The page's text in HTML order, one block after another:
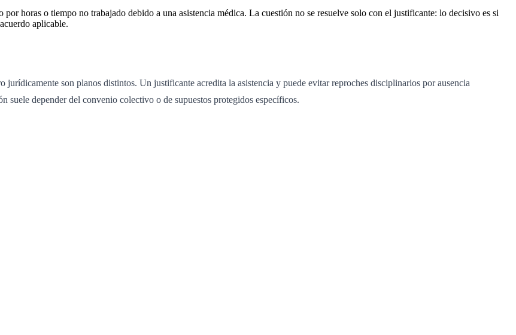
horas o tiempo no trabajado debido a una asistencia médica. La cuestión no se resuelve solo con el justificante: lo decisivo es si
aplicable.
son planos distintos. Un justificante acredita la asistencia y puede evitar reproches disciplinarios por ausencia
suele depender del convenio colectivo o de supuestos protegidos específicos.